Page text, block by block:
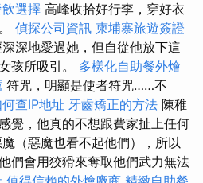
選擇 高峰收拾好行李，穿好衣
偵探公司資訊 柬埔寨旅遊簽證
深地愛過她，但自從他放下這
孩所吸引。 多樣化自助餐外燴
符咒，明顯是使者符咒……不
查IP地址 牙齒矯正的方法 陳稚
覺，他真的不想跟費家扯上任何
（惡魔也看不起他們），所以
們會用狡猾來奪取他們武力無法